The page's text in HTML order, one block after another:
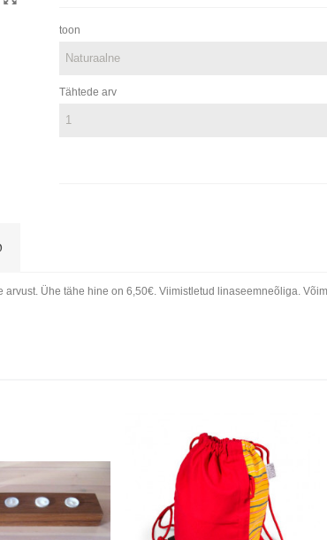
toon
Tähtede arv
Ühe tähe hine on 6,50€. Viimistletud linaseemneõliga.